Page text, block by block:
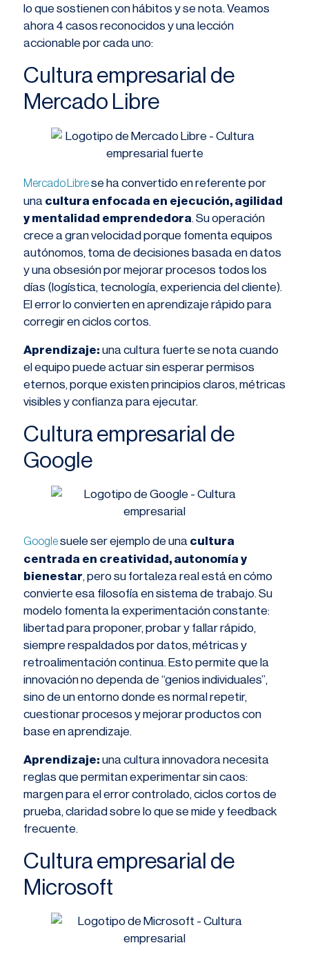
lo que sostienen con hábitos y se nota. Veamos
ahora 4 casos reconocidos y una lección
accionable por cada uno:
Cultura empresarial de
Mercado Libre
Mercado Librese ha convertido en referente por
una cultura enfocada en ejecución, agilidad
y mentalidad emprendedora. Su operación
crece a gran velocidad porque fomenta equipos
autónomos, toma de decisiones basada en datos
y una obsesión por mejorar procesos todos los
días (logística, tecnología, experiencia del cliente).
El error lo convierten en aprendizaje rápido para
corregir en ciclos cortos.
Aprendizaje: una cultura fuerte se nota cuando
el equipo puede actuar sin esperar permisos
eternos, porque existen principios claros, métricas
visibles y confianza para ejecutar.
Cultura empresarial de
Google
Googlesuele ser ejemplo de una cultura
centrada en creatividad, autonomía y
bienestar, pero su fortaleza real está en cómo
convierte esa filosofía en sistema de trabajo. Su
modelo fomenta la experimentación constante:
libertad para proponer, probar y fallar rápido,
siempre respaldados por datos, métricas y
retroalimentación continua. Esto permite que la
innovación no dependa de “genios individuales”,
sino de un entorno donde es normal repetir,
cuestionar procesos y mejorar productos con
base en aprendizaje.
Aprendizaje: una cultura innovadora necesita
reglas que permitan experimentar sin caos:
margen para el error controlado, ciclos cortos de
prueba, claridad sobre lo que se mide y feedback
frecuente.
Cultura empresarial de
Microsoft